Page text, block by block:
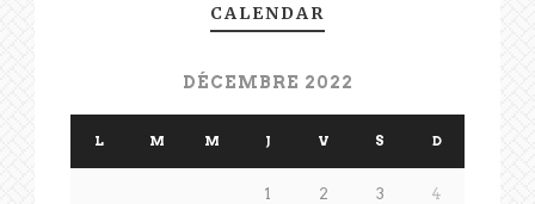
CALENDAR
DÉCEMBRE 2022
L M M J V S D
1 2 3 4